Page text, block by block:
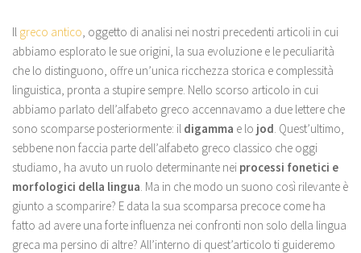
Il greco antico , oggetto di analisi nei nostri precedenti articoli in cui
abbiamo esplorato le sue origini, la sua evoluzione e le peculiarità
che lo distinguono, offre un’unica ricchezza storica e complessità
linguistica, pronta a stupire sempre. Nello scorso articolo in cui
abbiamo parlato dell’alfabeto greco accennavamo a due lettere che
sono scomparse posteriormente: il digamma e lo jod . Quest’ultimo,
sebbene non faccia parte dell’alfabeto greco classico che oggi
studiamo, ha avuto un ruolo determinante nei processi fonetici e
morfologici della lingua . Ma in che modo un suono così rilevante è
giunto a scomparire? E data la sua scomparsa precoce come ha
fatto ad avere una forte influenza nei confronti non solo della lingua
greca ma persino di altre? All’interno di quest’articolo ti guideremo